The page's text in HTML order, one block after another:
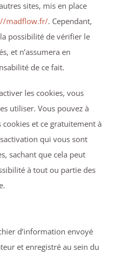
sites, mis en place
madflow.fr/. Cependant,
possibilité de vérifier le
et n’assumera en
de ce fait.
les cookies, vous
utiliser. Vous pouvez à
et ce gratuitement à
qui vous sont
sachant que cela peut
à tout ou partie des
d’information envoyé
et enregistré au sein du